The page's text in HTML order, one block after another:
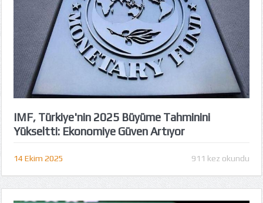
IMF, Türkiye'nin 2025 Büyüme Tahminini
Yükseltti: Ekonomiye Güven Artıyor
14 Ekim 2025 911 kez okundu